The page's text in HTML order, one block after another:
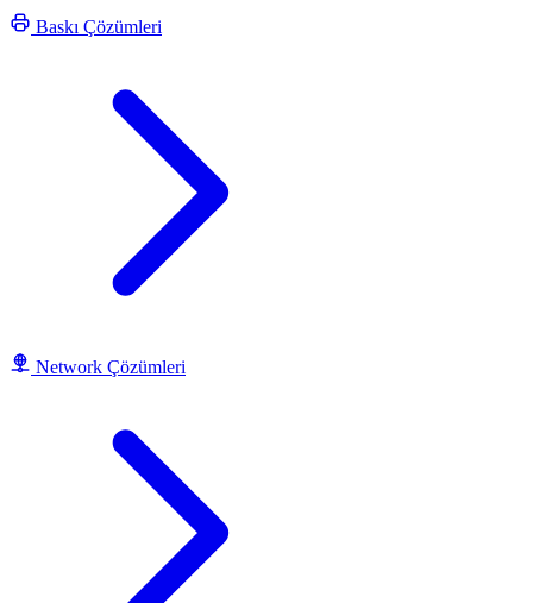
Baskı Çözümleri
Network Çözümleri